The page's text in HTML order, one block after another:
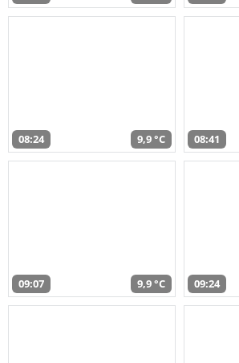
08:24 9,9 °C 08:41
09:07 9,9 °C 09:24